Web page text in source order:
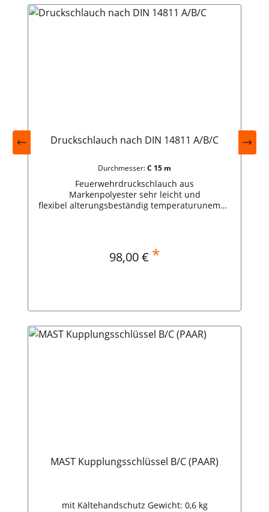
Druckschlauch nach DIN 14811 A/B/C
Durchmesser:C 15 m
Feuerwehrdruckschlauch aus
Markenpolyester sehr leicht und
flexibel alterungsbeständig temperaturunempfi
mDurchmesser: 75 mmGewicht: 9,5 kg Storz
C Länge: 15 mDurchmesser: 52 mmGewicht:
Regulärer Preis:
98,00 € *
In den Warenkorb
MAST Kupplungsschlüssel B/C (PAAR)
mit Kältehandschutz Gewicht: 0,6 kg